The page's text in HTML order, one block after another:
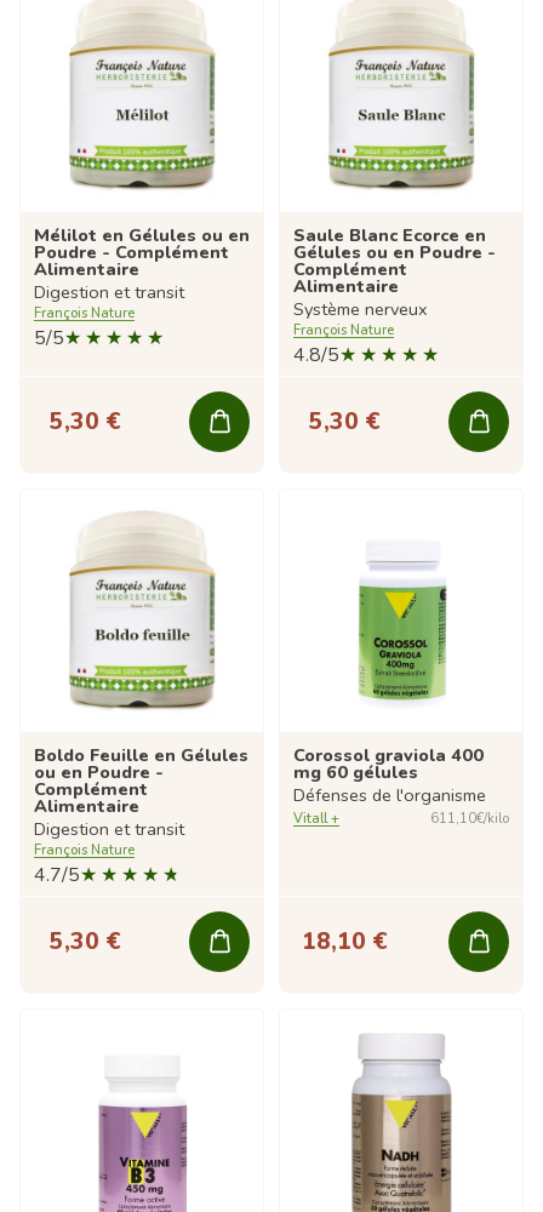
Mélilot en Gélules ou en
Poudre - Complément
Alimentaire
Digestion et transit
François Nature
5/5
5,30 €
Saule Blanc Ecorce en
Gélules ou en Poudre -
Complément
Alimentaire
Système nerveux
François Nature
4.8/5
5,30 €
Boldo Feuille en Gélules
ou en Poudre -
Complément
Alimentaire
Digestion et transit
François Nature
4.7/5
5,30 €
Corossol graviola 400
mg 60 gélules
Défenses de l'organisme
Vitall + 611,10€/kilo
18,10 €